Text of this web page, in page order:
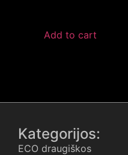
Add to cart
Kategorijos:
ECO draugiškos